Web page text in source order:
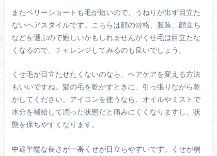
またベリーショートも毛が短いので、うねりが出ず目立た
ないヘアスタイルです。こちらは顔の骨格、服装、顔立ち
などを選ぶので難しいかもしれませんがくせ毛は目立たな
くなるので、チャレンジしてみるのも良いでしょう。
くせ毛が目立たせたくないのなら、ヘアケアを変える方法
もいいですね。髪の毛を乾かすときに、引っ張りながら乾
かしてください。アイロンを使うなら、オイルやミストで
水分を補給して潤った状態だと痛みにくくなりますし、状
態を保ちやすくなります。
中途半端な長さが一番くせが目立ちやすいです。くせが弱